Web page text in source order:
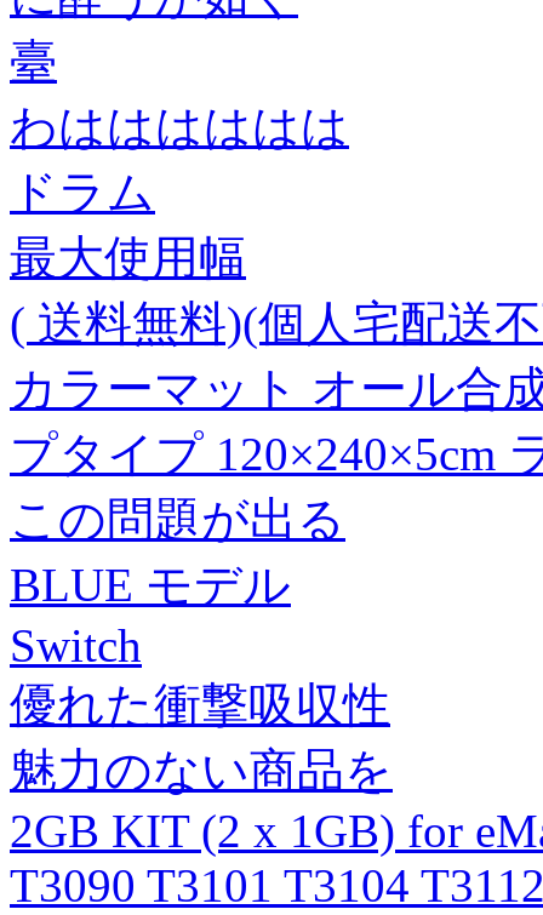
臺
わはははははは
ドラム
最大使用幅
( 送料無料)(個人宅配送
カラーマット オール合
プタイプ 120×240×5cm
この問題が出る
BLUE モデル
Switch
優れた衝撃吸収性
魅力のない商品を
2GB KIT (2 x 1GB) for
T3090 T3101 T3104